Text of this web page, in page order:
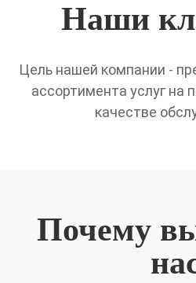
Наши
Цель нашей компании -
ассортимента услуг на
качестве
Почему